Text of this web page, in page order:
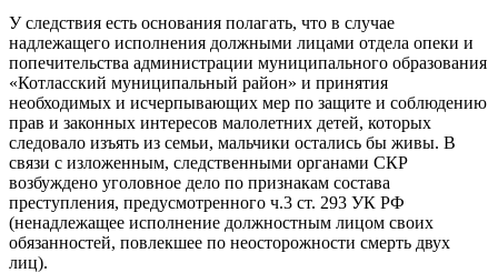
У следствия есть основания полагать, что в случае
надлежащего исполнения должными лицами отдела опеки и
попечительства администрации муниципального образования
«Котласский муниципальный район» и принятия
необходимых и исчерпывающих мер по защите и соблюдению
прав и законных интересов малолетних детей, которых
следовало изъять из семьи, мальчики остались бы живы. В
связи с изложенным, следственными органами СКР
возбуждено уголовное дело по признакам состава
преступления, предусмотренного ч.3 ст. 293 УК РФ
(ненадлежащее исполнение должностным лицом своих
обязанностей, повлекшее по неосторожности смерть двух
лиц).